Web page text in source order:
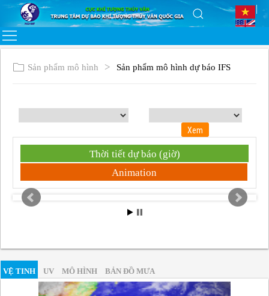
Sản phẩm mô hình Sản phẩm mô hình dự báo IFS
Thời tiết dự báo (giờ)
Animation
VỆ TINH UV MÔ HÌNH BẢN ĐỒ MƯA